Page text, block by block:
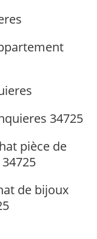
34725
pièce de
de bijoux